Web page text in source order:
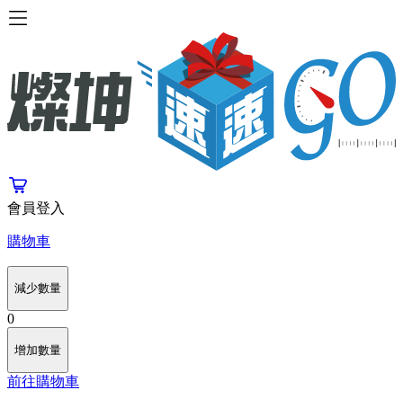
會員登入
購物車
減少數量
0
增加數量
前往購物車